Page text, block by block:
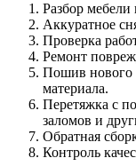
Разбор мебели
Аккуратное
Проверка
Ремонт
Пошив нового
материала.
Перетяжка с
заломов и
Обратная
Контроль